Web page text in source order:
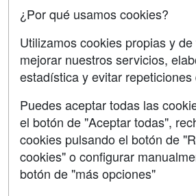
Copyleft
Grupo formazion:
¿Por qué usamos cookies?
Utilizamos cookies propias y
mejorar nuestros servicios,
estadística y evitar
Puedes aceptar todas las
el botón de "Aceptar todas",
cookies pulsando el botón de
cookies" o configurar
botón de "más opciones"